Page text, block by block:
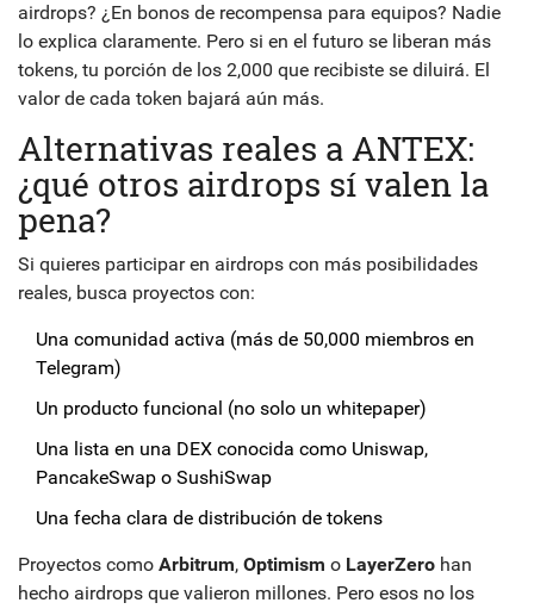
airdrops? ¿En bonos de recompensa para equipos? Nadie
lo explica claramente. Pero si en el futuro se liberan más
tokens, tu porción de los 2,000 que recibiste se diluirá. El
valor de cada token bajará aún más.
Alternativas reales a ANTEX:
¿qué otros airdrops sí valen la
pena?
Si quieres participar en airdrops con más posibilidades
reales, busca proyectos con:
Una comunidad activa (más de 50,000 miembros en
Telegram)
Un producto funcional (no solo un whitepaper)
Una lista en una DEX conocida como Uniswap,
PancakeSwap o SushiSwap
Una fecha clara de distribución de tokens
Proyectos como Arbitrum, Optimism o LayerZero han
hecho airdrops que valieron millones. Pero esos no los